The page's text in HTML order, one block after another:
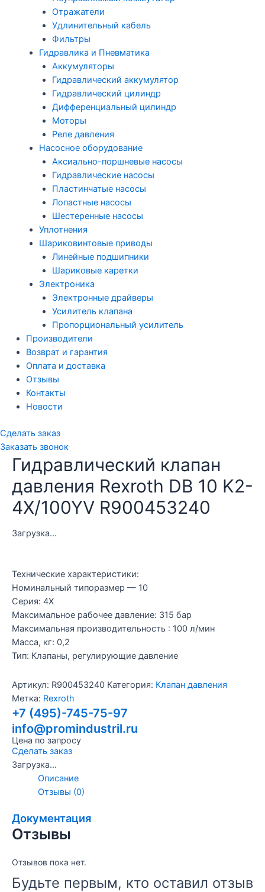
Отражатели
Удлинительный кабель
Фильтры
Гидравлика и Пневматика
Аккумуляторы
Гидравлический аккумулятор
Гидравлический цилиндр
Дифференциальный цилиндр
Моторы
Реле давления
Насосное оборудование
Аксиально-поршневые насосы
Гидравлические насосы
Пластинчатые насосы
Лопастные насосы
Шестеренные насосы
Уплотнения
Шариковинтовые приводы
Линейные подшипники
Шариковые каретки
Электроника
Электронные драйверы
Усилитель клапана
Пропорциональный усилитель
Производители
Возврат и гарантия
Оплата и доставка
Отзывы
Контакты
Новости
Сделать заказ
Заказать звонок
Гидравлический клапан
давления Rexroth DB 10 K2-
4X/100YV R900453240
Загрузка...
Технические характеристики:
Номинальный типоразмер — 10
Серия: 4X
Максимальное рабочее давление: 315 бар
Максимальная производительность : 100 л/мин
Масса, кг: 0,2
Тип: Клапаны, регулирующие давление
Артикул: R900453240 Категория: Клапан давления
Метка: Rexroth
+7 (495)-745-75-97
info@promindustril.ru
Цена по запросу
Сделать заказ
Загрузка...
Описание
Отзывы (0)
Документация
Отзывы
Отзывов пока нет.
Будьте первым, кто оставил отзыв